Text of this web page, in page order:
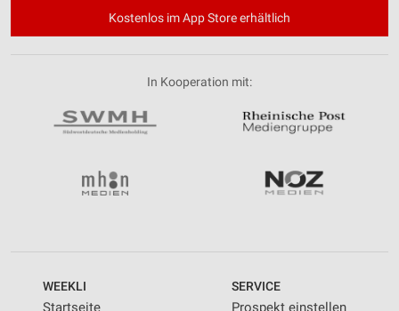
Kostenlos im App Store erhältlich
In Kooperation mit:
WEEKLI
Startseite
SERVICE
Prospekt einstellen